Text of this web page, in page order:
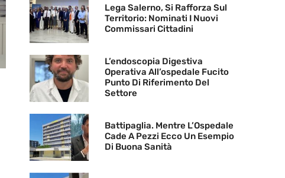
Lega Salerno, Si Rafforza Sul
Territorio: Nominati I Nuovi
Commissari Cittadini
L’endoscopia Digestiva
Operativa All’ospedale Fucito
Punto Di Riferimento Del
Settore
Battipaglia. Mentre L’Ospedale
Cade A Pezzi Ecco Un Esempio
Di Buona Sanità